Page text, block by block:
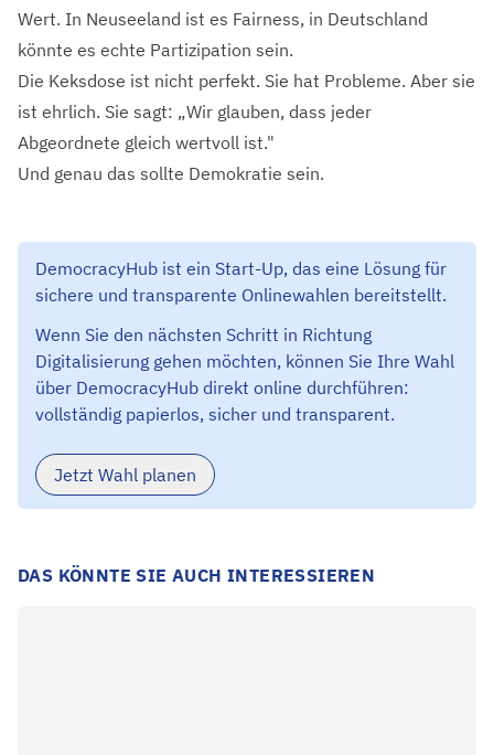
Wert. In Neuseeland ist es Fairness, in Deutschland
könnte es echte Partizipation sein.
Die Keksdose ist nicht perfekt. Sie hat Probleme. Aber sie
ist ehrlich. Sie sagt: „Wir glauben, dass jeder
Abgeordnete gleich wertvoll ist."
Und genau das sollte Demokratie sein.
DemocracyHub ist ein Start-Up, das eine Lösung für
sichere und transparente Onlinewahlen bereitstellt.
Wenn Sie den nächsten Schritt in Richtung
Digitalisierung gehen möchten, können Sie Ihre Wahl
über DemocracyHub direkt online durchführen:
vollständig papierlos, sicher und transparent.
Jetzt Wahl planen
DAS KÖNNTE SIE AUCH INTERESSIEREN